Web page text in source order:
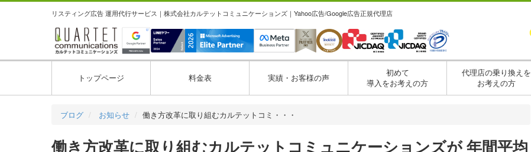
リスティング広告 運用代行サービス｜株式会社カルテットコミュニケーションズ｜Yahoo広告/Google広告正規代理店
トップページ 料金表 実績・お客様の声
初めて
導入をお考えの方
代理店の乗り換えを
お考えの方
ブログ お知らせ 働き方改革に取り組むカルテットコミ・・・
働き方改革に取り組むカルテットコミュニケーションズが 年間平均